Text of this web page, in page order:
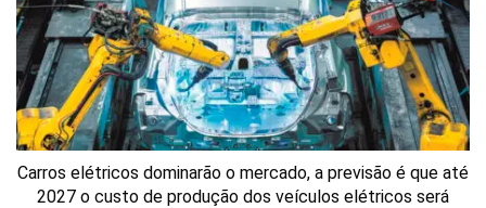
Carros elétricos dominarão o mercado, a previsão é que até
2027 o custo de produção dos veículos elétricos será